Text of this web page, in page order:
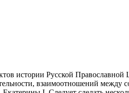
истории Русской
взаимоотношений между